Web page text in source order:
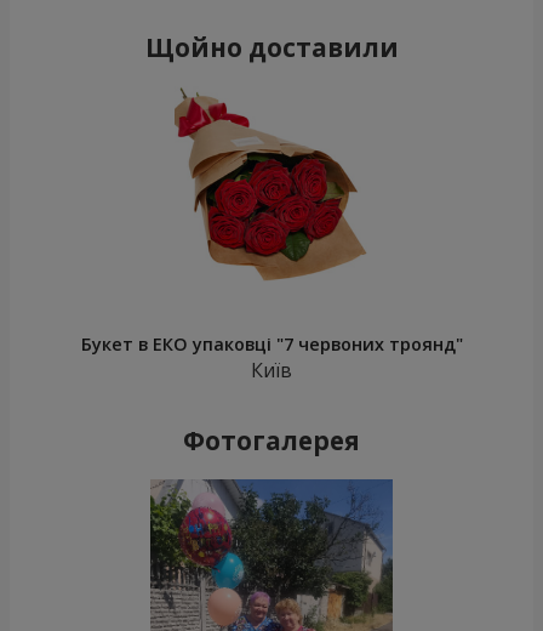
Щойно доставили
Букет в ЕКО упаковці "7 червоних троянд"
Київ
Фотогалерея